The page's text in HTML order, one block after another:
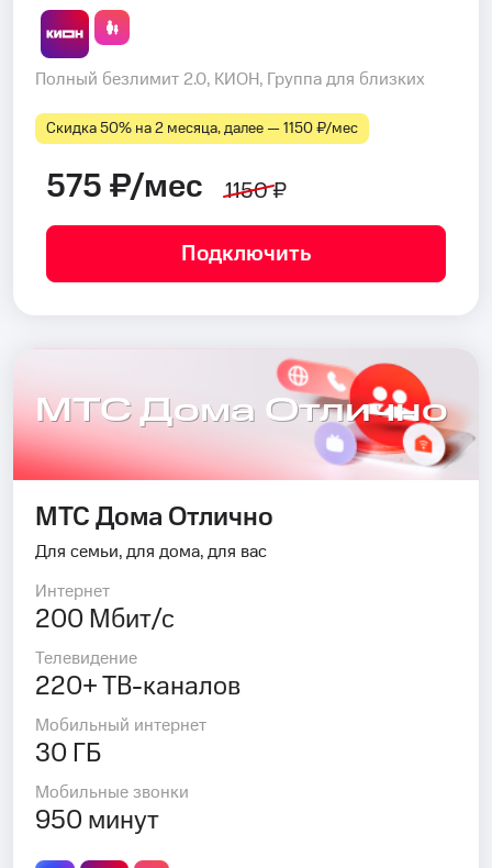
Полный безлимит 2.0, КИОН, Группа для близких
Скидка 50% на 2 месяца, далее — 1150 ₽⁠/⁠мес
575 ₽/мес 1150 ₽
Подключить
МТС Дома Отлично
МТС Дома Отлично
Для семьи, для дома, для вас
Интернет
200 Мбит/с
Телевидение
220+ ТВ-каналов
Мобильный интернет
30 ГБ
Мобильные звонки
950 минут